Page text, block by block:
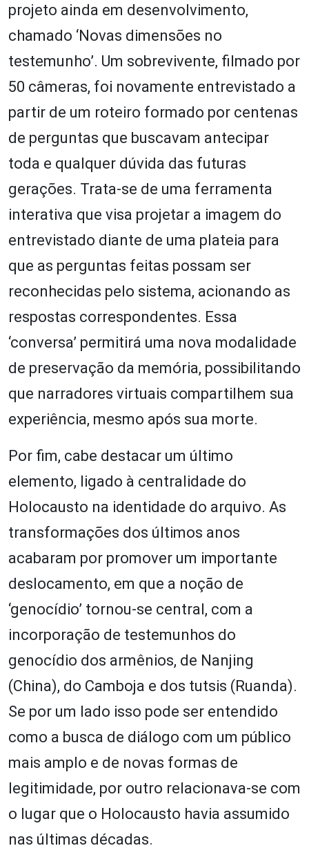
projeto ainda em desenvolvimento,
chamado ‘Novas dimensões no
testemunho’. Um sobrevivente, filmado por
50 câmeras, foi novamente entrevistado a
partir de um roteiro formado por centenas
de perguntas que buscavam antecipar
toda e qualquer dúvida das futuras
gerações. Trata-se de uma ferramenta
interativa que visa projetar a imagem do
entrevistado diante de uma plateia para
que as perguntas feitas possam ser
reconhecidas pelo sistema, acionando as
respostas correspondentes. Essa
‘conversa’ permitirá uma nova modalidade
de preservação da memória, possibilitando
que narradores virtuais compartilhem sua
experiência, mesmo após sua morte.
Por fim, cabe destacar um último
elemento, ligado à centralidade do
Holocausto na identidade do arquivo. As
transformações dos últimos anos
acabaram por promover um importante
deslocamento, em que a noção de
‘genocídio’ tornou-se central, com a
incorporação de testemunhos do
genocídio dos armênios, de Nanjing
(China), do Camboja e dos tutsis (Ruanda).
Se por um lado isso pode ser entendido
como a busca de diálogo com um público
mais amplo e de novas formas de
legitimidade, por outro relacionava-se com
o lugar que o Holocausto havia assumido
nas últimas décadas.